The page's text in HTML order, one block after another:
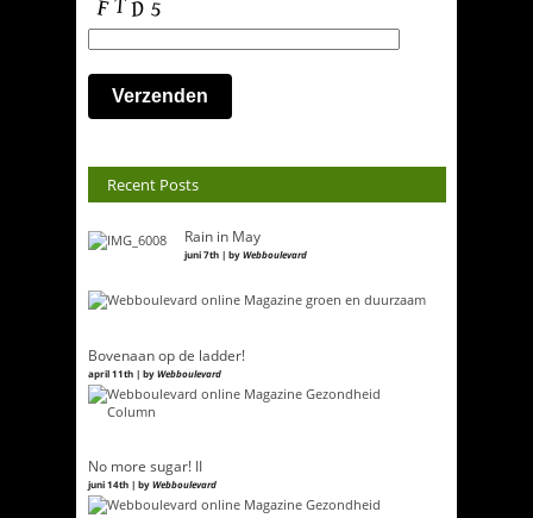
Recent Posts
Rain in May
juni 7th | byWebboulevard
Bovenaan op de ladder!
april 11th | byWebboulevard
No more sugar! II
juni 14th | byWebboulevard